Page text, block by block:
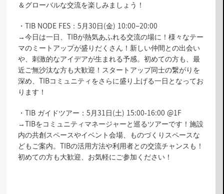
＆グローバルな交流を楽しみましょう！
・TIB NODE FES：5月30日(金) 10:00−20:00
→今日は一日、TIBが熱気あふれる交流の場に！様々なテー
マのミートアップが盛りだくさん！新しい仲間との出会い
や、刺激的なアイデアが生まれる予感。初めての方も、最
近ご無沙汰な方も大歓迎！スタートアップ同士の繋がりを
深め、TIBコミュニティをさらに盛り上げる一日となってお
ります！
・TIB ガイドツアー：5月31日(土) 15:00-16:00 @1F
→TIBをコミュニティマネージャーと巡るツアーです！施設
内の共創スペースやイベント会場、ものづくりスペースな
どもご案内。TIBの活用方法や利用者との交流チャンスも！
初めての方も大歓迎、お気軽にご参加ください！